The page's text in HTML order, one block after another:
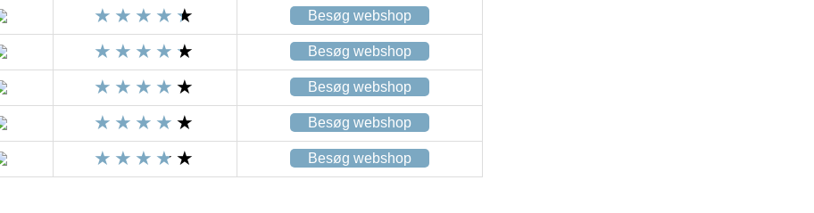
Besøg webshop
Besøg webshop
Besøg webshop
Besøg webshop
Besøg webshop